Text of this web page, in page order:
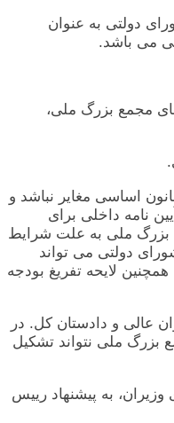
دولتی‏ به‏ عنوان‏
می‏ باشد.
مجمع بزرگ‏ ملی‏،
اساسی‏ مغایر نباشد و
نامه‏ داخلی‏ برای‏
بزرگ‏ ملی‏ به‏ علت‏ شرایط
دولتی‏ می‏ تواند
لایحه‏ تفریغ بودجه‏
عالی‏ و دادستان‏ کل‏. در
بزرگ‏ ملی‏ نتواند تشکیل‏
به‏ پیشنهاد رییس‏